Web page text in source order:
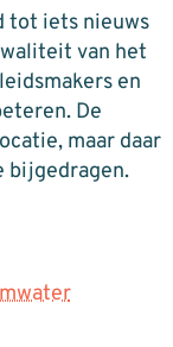
tot iets nieuws
van het
en
De
maar daar
bijgedragen.